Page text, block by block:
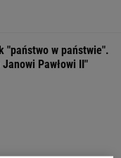
"państwo w państwie".
Pawłowi II"